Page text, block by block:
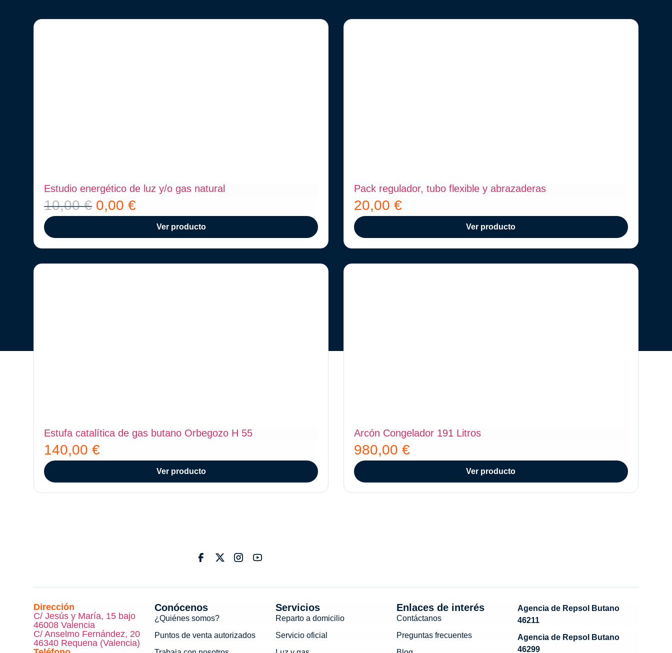
Estudio energético de luz y/o gas natural
10,00€ 0,00€
Ver producto
Pack regulador, tubo flexible y abrazaderas
20,00 €
Ver producto
Estufa catalítica de gas butano Orbegozo H 55
140,00€
Ver producto
Arcón Congelador 191 Litros
980,00 €
Ver producto
Dirección
C/ Jesús y María, 15 bajo
46008 Valencia
C/ Anselmo Fernández, 20
46340 Requena (Valencia)
Conócenos
¿Quiénes somos?
Puntos de venta autorizados
Servicios
Reparto a domicilio
Servicio oficial
Enlaces de interés
Contáctanos
Preguntas frecuentes
Agencia de Repsol Butano
46211
Agencia de Repsol Butano
46299